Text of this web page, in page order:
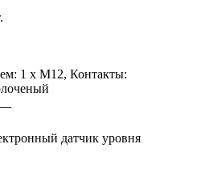
1 x M12, Контакты:
—
датчик уровня